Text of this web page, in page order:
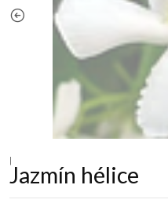
|
Jazmín hélice